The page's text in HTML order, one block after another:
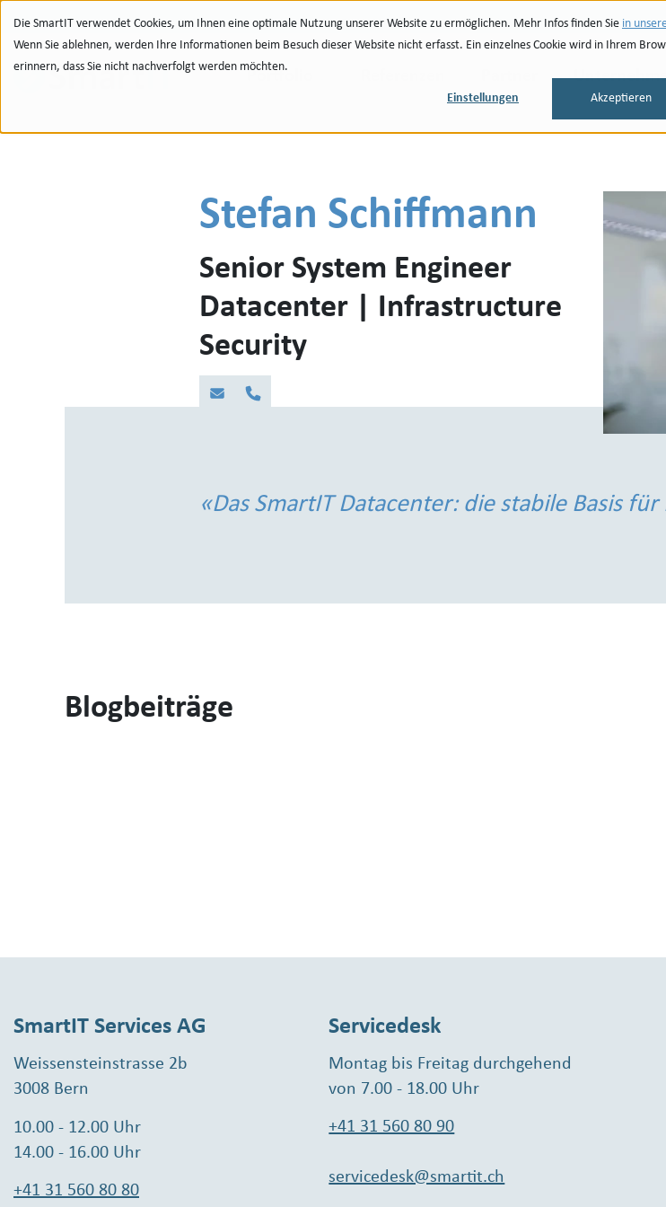
Die SmartIT verwendet Cookies, um Ihnen eine optimale Nutzung unserer Website zu ermöglichen. Mehr Infos finden Sie in
Wenn Sie ablehnen, werden Ihre Informationen beim Besuch dieser Website nicht erfasst. Ein einzelnes Cookie wird in Ihrem
erinnern, dass Sie nicht nachverfolgt werden möchten.
Einstellungen Akzeptieren
Portfolio
Stefan Schiffmann
Senior System Engineer
Datacenter | Infrastructure
Security
Email Phone
«Das SmartIT Datacenter: die stabile Basis
Blogbeiträge
SmartIT Services AG
Weissensteinstrasse 2b
3008 Bern
10.00 - 12.00 Uhr
14.00 - 16.00 Uhr
+41 31 560 80 80
Servicedesk
Montag bis Freitag durchgehend
von 7.00 - 18.00 Uhr
+41 31 560 80 90
servicedesk@smartit.ch